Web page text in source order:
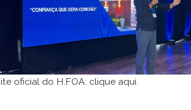
oficial do H.FOA: clique aqui.